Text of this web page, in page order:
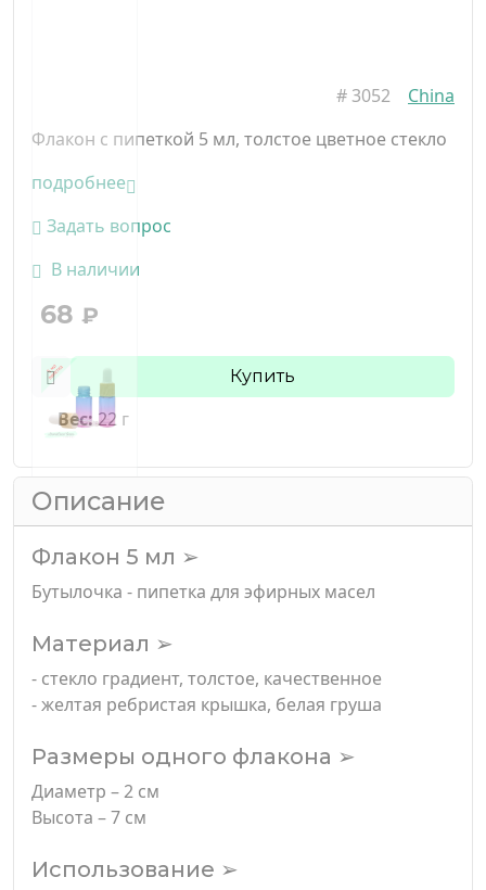
#3052
China
Флакон с пипеткой 5 мл, толстое цветное стекло
подробнее
Задать вопрос
В наличии
68 ₽
Купить
Вес:22 г
Описание
Флакон 5 мл ➢
Бутылочка - пипетка для эфирных масел
Материал ➢
- стекло градиент, толстое, качественное
- желтая ребристая крышка, белая груша
Размеры одного флакона ➢
Диаметр – 2 см
Высота – 7 см
Использование ➢